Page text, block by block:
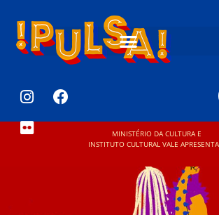
MINISTÉRIO DA CULTURA E
INSTITUTO CULTURAL VALE